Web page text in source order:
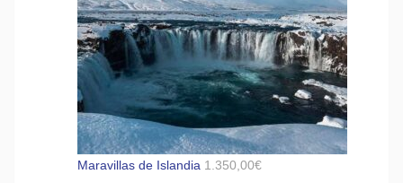
Maravillas de Islandia 1.350,00€